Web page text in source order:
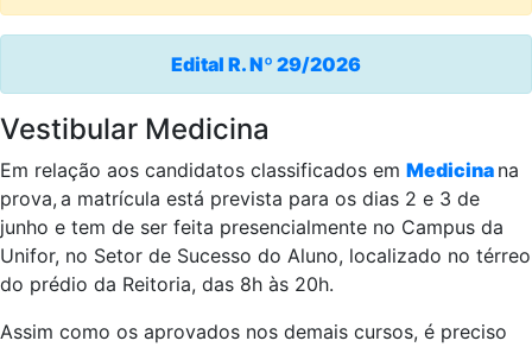
Edital R. Nº 29/2026
Vestibular Medicina
Em relação aos candidatos classificados em Medicina na
prova, a matrícula está prevista para os dias 2 e 3 de
junho e tem de ser feita presencialmente no Campus da
Unifor, no Setor de Sucesso do Aluno, localizado no térreo
do prédio da Reitoria, das 8h às 20h.
Assim como os aprovados nos demais cursos, é preciso